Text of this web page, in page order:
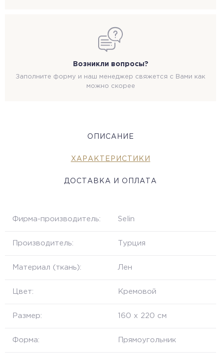
Возникли вопросы?
Заполните форму и наш менеджер свяжется с Вами как
можно скорее
ОПИСАНИЕ
ХАРАКТЕРИСТИКИ
ДОСТАВКА И ОПЛАТА
Фирма-производитель: Selin
Производитель: Турция
Материал (ткань): Лен
Цвет: Кремовой
Размер: 160 х 220 см
Форма: Прямоугольник